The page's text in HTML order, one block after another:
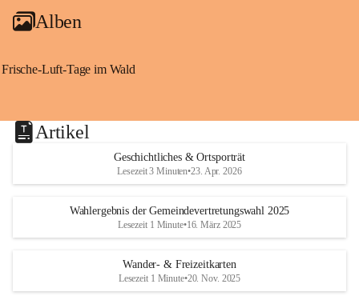
Alben
Frische-Luft-Tage im Wald
Artikel
Geschichtliches & Ortsporträt
Lesezeit 3 Minuten•23. Apr. 2026
Wahlergebnis der Gemeindevertretungswahl 2025
Lesezeit 1 Minute•16. März 2025
Wander- & Freizeitkarten
Lesezeit 1 Minute•20. Nov. 2025